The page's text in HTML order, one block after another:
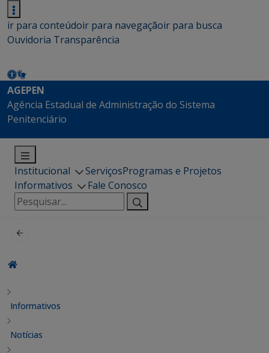
ir para conteúdoir para navegaçãoir para busca
Ouvidoria Transparência
AGEPEN
Agência Estadual de Administração do Sistema
Penitenciário
Institucional ServiçosProgramas e Projetos
Informativos
Fale Conosco
Pesquisar
por:
Informativos
Notícias